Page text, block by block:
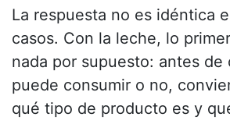
La respuesta no es idéntica
casos. Con la leche, lo
nada por supuesto: antes de
puede consumir o no,
qué tipo de producto es y